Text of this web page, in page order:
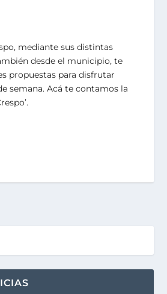
mediante sus distintas
desde el municipio, te
propuestas para disfrutar
semana. Acá te contamos la